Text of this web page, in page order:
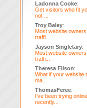
Ladonna Cooke:
Get visitors who fit
not ...
Troy Baley:
Most website
traffi...
Jayson Singletary:
Most website
traffi...
Theresa Filson:
What if your website
ma...
ThomasFeree:
I've been trying
recently...